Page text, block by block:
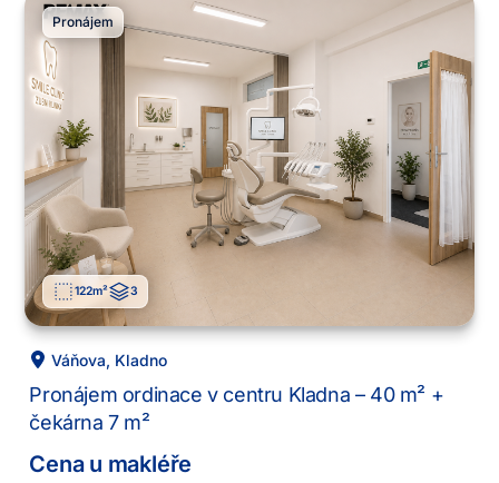
Pronájem
122m² 3
Váňova, Kladno
Pronájem ordinace v centru Kladna – 40 m² +
čekárna 7 m²
Cena u makléře